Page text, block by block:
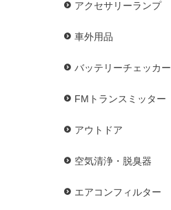
アクセサリーランプ
車外用品
バッテリーチェッカー
FMトランスミッター
アウトドア
空気清浄・脱臭器
エアコンフィルター